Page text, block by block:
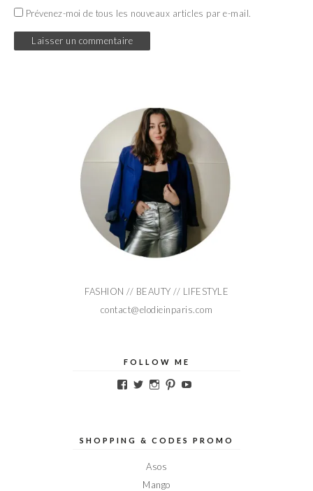
Prévenez-moi de tous les nouveaux articles par e-mail.
FASHION // BEAUTY // LIFESTYLE
contact@elodieinparis.com
FOLLOW ME
Voir
sur
Voir
sur
Voir
sur
Voir
sur sur
SHOPPING & CODES PROMO
Asos
Mango